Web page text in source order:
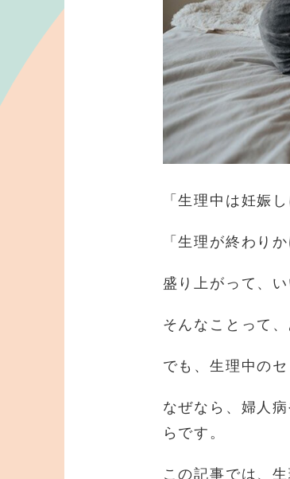
「生理中は妊娠
「生理が終わり
盛り上がって、
そんなことって、
でも、生理中の
なぜなら、婦人
らです。
この記事では、